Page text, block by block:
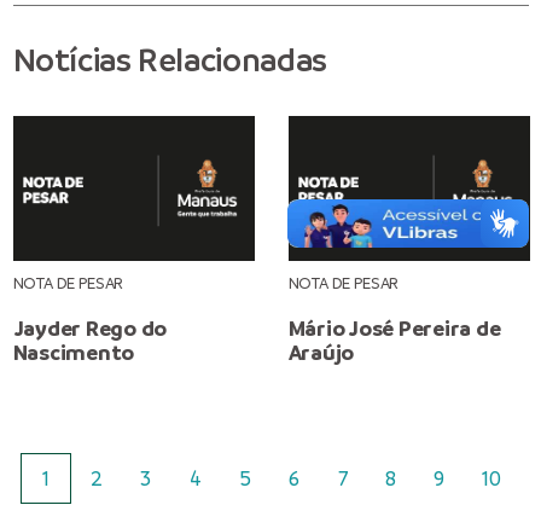
Notícias Relacionadas
NOTA DE PESAR
Jayder Rego do
Nascimento
NOTA DE PESAR
Mário José Pereira de
Araújo
1 2 3 4 5 6 7 8 9 10